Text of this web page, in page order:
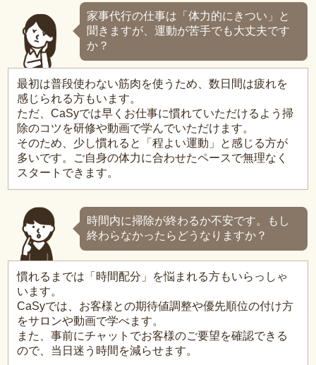
家事代行の仕事は「体力的にきつい」と
聞きますが、運動が苦手でも大丈夫です
か？
最初は普段使わない筋肉を使うため、数日間は疲れを
感じられる方もいます。
ただ、CaSyでは早くお仕事に慣れていただけるよう掃
除のコツを研修や動画で学んでいただけます。
そのため、少し慣れると「程よい運動」と感じる方が
多いです。ご自身の体力に合わせたペースで無理なく
スタートできます。
時間内に掃除が終わるか不安です。もし
終わらなかったらどうなりますか？
慣れるまでは「時間配分」を悩まれる方もいらっしゃ
います。
CaSyでは、お客様との期待値調整や優先順位の付け方
をサロンや動画で学べます。
また、事前にチャットでお客様のご要望を確認できる
ので、当日迷う時間を減らせます。